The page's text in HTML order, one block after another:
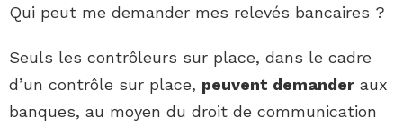
Qui peut me demander mes relevés bancaires ?
Seuls les contrôleurs sur place, dans le cadre
d’un contrôle sur place, peuvent demander aux
banques, au moyen du droit de communication